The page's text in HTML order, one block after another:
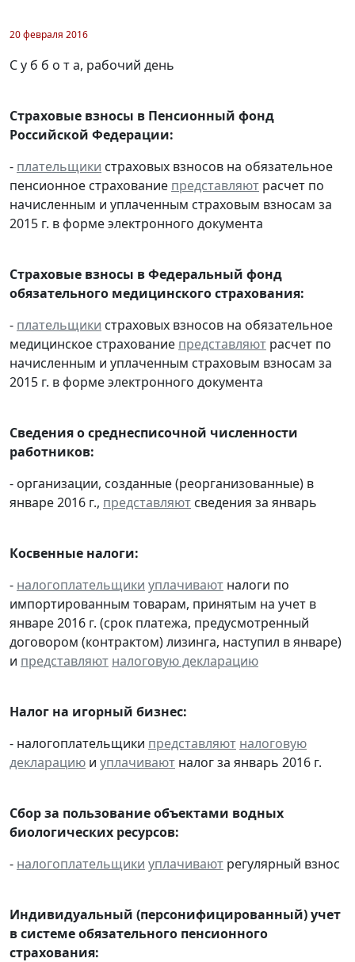
20 февраля 2016
С у б б о т а, рабочий день
Страховые взносы в Пенсионный фонд
Российской Федерации:
- плательщики страховых взносов на обязательное
пенсионное страхование представляют расчет по
начисленным и уплаченным страховым взносам за
2015 г. в форме электронного документа
Страховые взносы в Федеральный фонд
обязательного медицинского страхования:
- плательщики страховых взносов на обязательное
медицинское страхование представляют расчет по
начисленным и уплаченным страховым взносам за
2015 г. в форме электронного документа
Сведения о среднесписочной численности
работников:
- организации, созданные (реорганизованные) в
январе 2016 г., представляют сведения за январь
Косвенные налоги:
- налогоплательщики уплачивают налоги по
импортированным товарам, принятым на учет в
январе 2016 г. (срок платежа, предусмотренный
договором (контрактом) лизинга, наступил в январе)
и представляют налоговую декларацию
Налог на игорный бизнес:
- налогоплательщики представляют налоговую
декларацию и уплачивают налог за январь 2016 г.
Сбор за пользование объектами водных
биологических ресурсов:
- налогоплательщики уплачивают регулярный взнос
Индивидуальный (персонифицированный) учет
в системе обязательного пенсионного
страхования: